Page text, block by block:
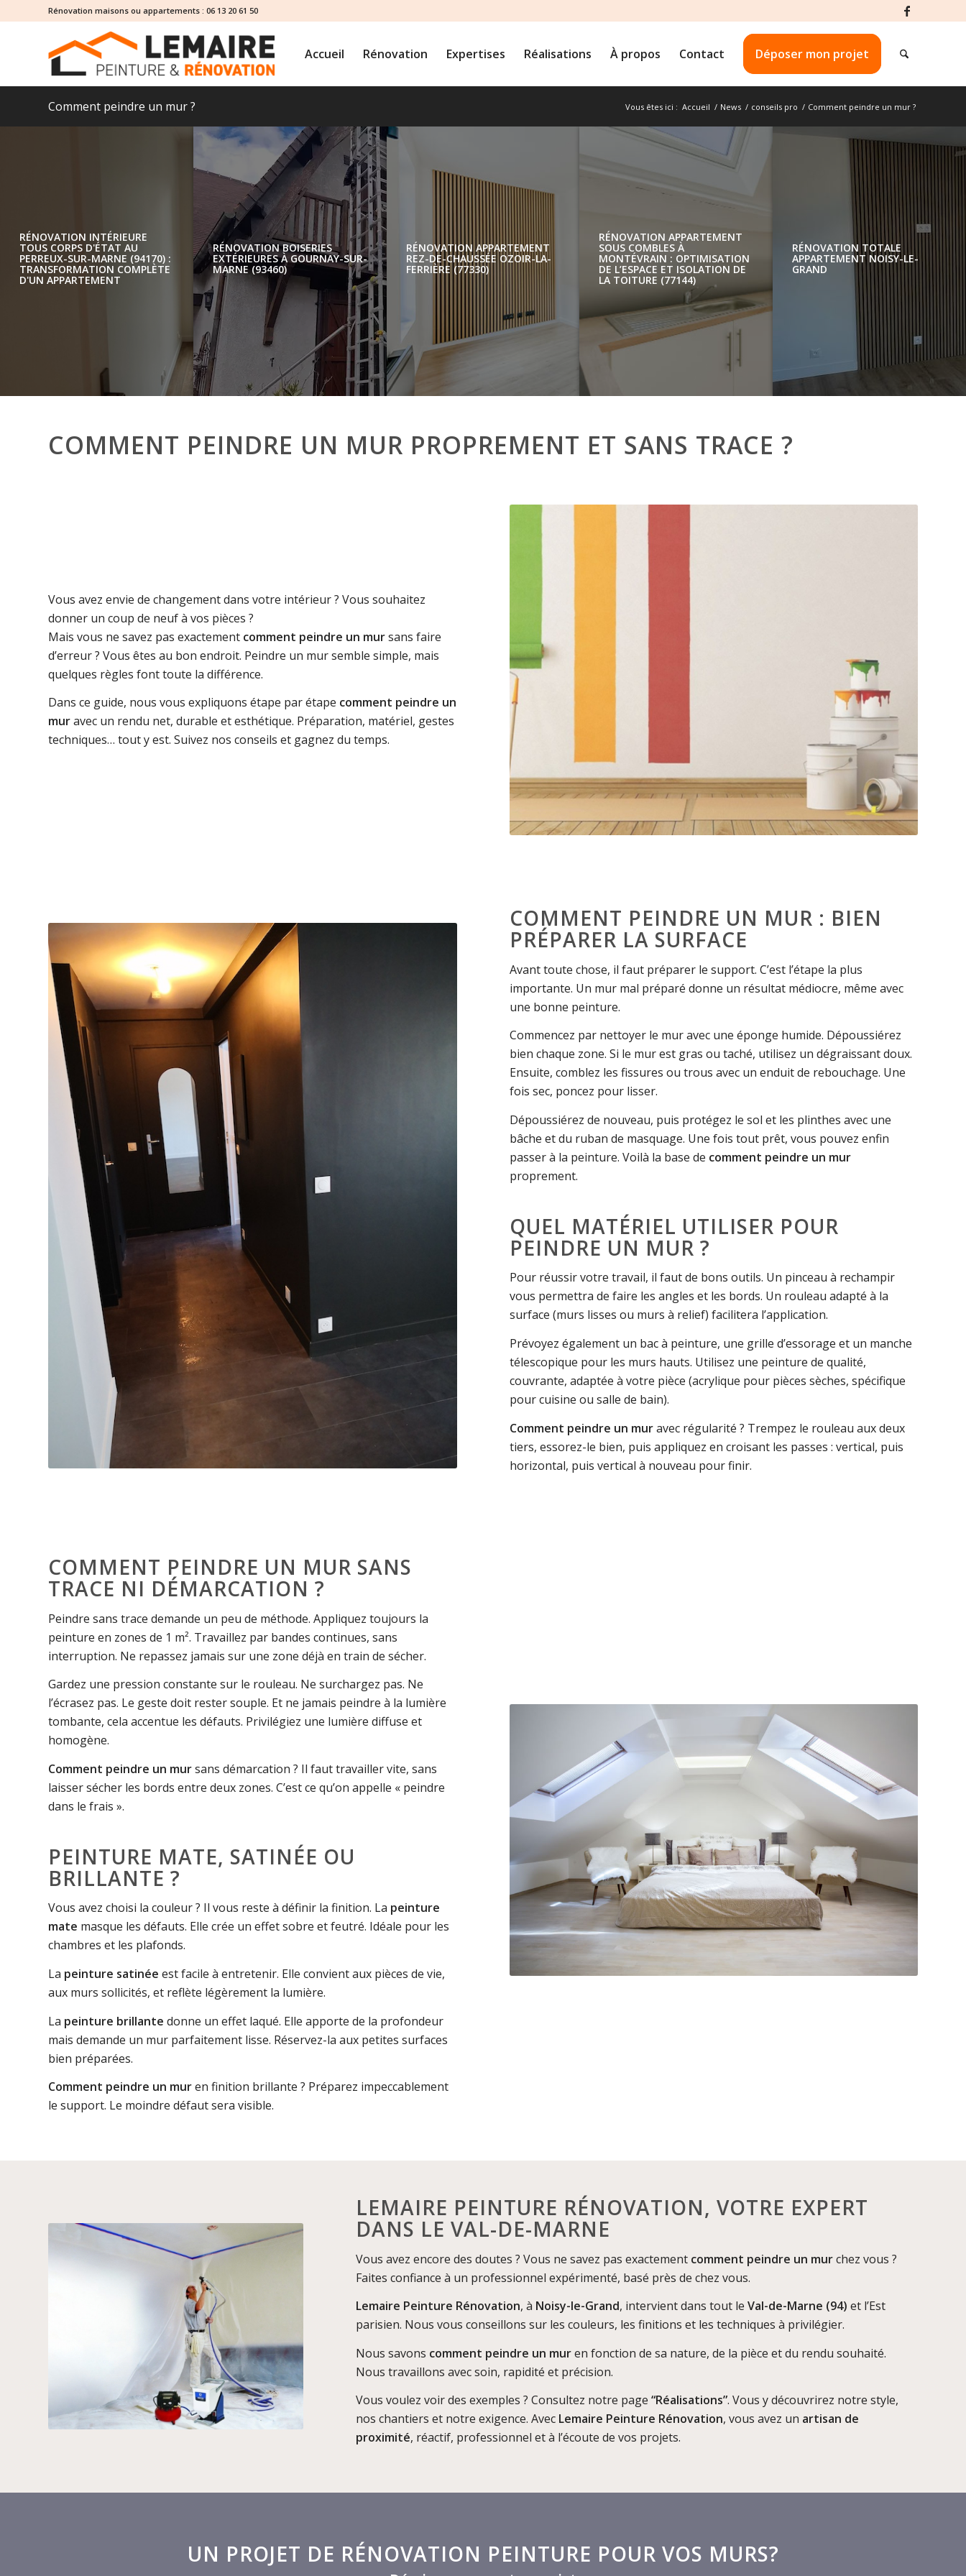
Rénovation maisons ou appartements : 06 13 20 61 50
Accueil Rénovation Expertises Réalisations À propos Contact Déposer mon projet
Comment peindre un mur ? Vous êtes ici : Accueil / News / conseils pro / Comment peindre un mur ?
RÉNOVATION INTÉRIEURE
TOUS CORPS D'ÉTAT AU
PERREUX-SUR-MARNE (94170) :
TRANSFORMATION COMPLÈTE
D'UN APPARTEMENT
RÉNOVATION BOISERIES
EXTÉRIEURES À GOURNAY-SUR-
MARNE (93460)
RÉNOVATION APPARTEMENT
REZ-DE-CHAUSSÉE OZOIR-LA-
FERRIÈRE (77330)
RÉNOVATION APPARTEMENT
SOUS COMBLES À
MONTÉVRAIN : OPTIMISATION
DE L’ESPACE ET ISOLATION DE
RÉNOVATION TOTALE
APPARTEMENT NOISY-
GRAND
COMMENT PEINDRE UN MUR PROPREMENT ET SANS TRACE ?
Vous avez envie de changement dans votre intérieur ? Vous souhaitez
donner un coup de neuf à vos pièces ?
Mais vous ne savez pas exactement comment peindre un mursans faire
d’erreur ? Vous êtes au bon endroit. Peindre un mur semble simple, mais
quelques règles font toute la différence.
Dans ce guide, nous vous expliquons étape par étape comment peindre un
muravec un rendu net, durable et esthétique. Préparation, matériel, gestes
techniques… tout y est. Suivez nos conseils et gagnez du temps.
COMMENT PEINDRE UN MUR : BIEN
PRÉPARER LA SURFACE
Avant toute chose, il faut préparer le support. C’est l’étape la plus
importante. Un mur mal préparé donne un résultat médiocre, même avec
une bonne peinture.
Commencez par nettoyer le mur avec une éponge humide. Dépoussiérez
bien chaque zone. Si le mur est gras ou taché, utilisez un dégraissant doux.
Ensuite, comblez les fissures ou trous avec un enduit de rebouchage. Une
fois sec, poncez pour lisser.
Dépoussiérez de nouveau, puis protégez le sol et les plinthes avec une
bâche et du ruban de masquage. Une fois tout prêt, vous pouvez enfin
passer à la peinture. Voilà la base de comment peindre un mur
proprement.
QUEL MATÉRIEL UTILISER POUR
PEINDRE UN MUR ?
Pour réussir votre travail, il faut de bons outils. Un pinceau à rechampir
vous permettra de faire les angles et les bords. Un rouleau adapté à la
surface (murs lisses ou murs à relief) facilitera l’application.
Prévoyez également un bac à peinture, une grille d’essorage et un manche
télescopique pour les murs hauts. Utilisez une peinture de qualité,
couvrante, adaptée à votre pièce (acrylique pour pièces sèches, spécifique
pour cuisine ou salle de bain).
Comment peindre un muravec régularité ? Trempez le rouleau aux deux
tiers, essorez-le bien, puis appliquez en croisant les passes : vertical, puis
horizontal, puis vertical à nouveau pour finir.
COMMENT PEINDRE UN MUR SANS
TRACE NI DÉMARCATION ?
Peindre sans trace demande un peu de méthode. Appliquez toujours la
peinture en zones de 1 m². Travaillez par bandes continues, sans
interruption. Ne repassez jamais sur une zone déjà en train de sécher.
Gardez une pression constante sur le rouleau. Ne surchargez pas. Ne
l’écrasez pas. Le geste doit rester souple. Et ne jamais peindre à la lumière
tombante, cela accentue les défauts. Privilégiez une lumière diffuse et
homogène.
Comment peindre un mursans démarcation ? Il faut travailler vite, sans
laisser sécher les bords entre deux zones. C’est ce qu’on appelle « peindre
dans le frais ».
PEINTURE MATE, SATINÉE OU
BRILLANTE ?
Vous avez choisi la couleur ? Il vous reste à définir la finition. La peinture
mate masque les défauts. Elle crée un effet sobre et feutré. Idéale pour les
chambres et les plafonds.
La peinture satinée est facile à entretenir. Elle convient aux pièces de vie,
aux murs sollicités, et reflète légèrement la lumière.
La peinture brillante donne un effet laqué. Elle apporte de la profondeur
mais demande un mur parfaitement lisse. Réservez-la aux petites surfaces
bien préparées.
Comment peindre un muren finition brillante ? Préparez impeccablement
le support. Le moindre défaut sera visible.
LEMAIRE PEINTURE RÉNOVATION, VOTRE EXPERT
DANS LE VAL-DE-MARNE
Vous avez encore des doutes ? Vous ne savez pas exactement comment peindre un murchez vous ?
Faites confiance à un professionnel expérimenté, basé près de chez vous.
Lemaire Peinture Rénovation, à Noisy-le-Grand, intervient dans tout le Val-de-Marne (94) et l’Est
parisien. Nous vous conseillons sur les couleurs, les finitions et les techniques à privilégier.
Nous savons comment peindre un muren fonction de sa nature, de la pièce et du rendu souhaité.
Nous travaillons avec soin, rapidité et précision.
Vous voulez voir des exemples ? Consultez notre page “Réalisations”. Vous y découvrirez notre style,
nos chantiers et notre exigence. Avec Lemaire Peinture Rénovation, vous avez un artisan de
proximité, réactif, professionnel et à l’écoute de vos projets.
UN PROJET DE RÉNOVATION PEINTURE POUR VOS MURS?